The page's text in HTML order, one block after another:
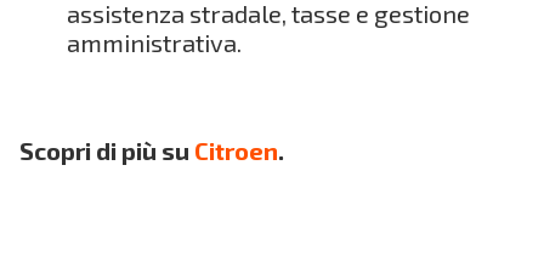
assistenza stradale, tasse e gestione
amministrativa.
Scopri di più su Citroen.